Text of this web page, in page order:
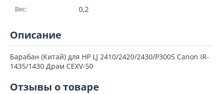
Вес: 0,2
Описание
Барабан (Китай) для HP LJ 2410/2420/2430/P3005 Canon IR-
1435/1430 Драм CEXV-50
Отзывы о товаре